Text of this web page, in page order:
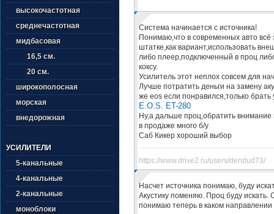
высокочастотная
среднечастотная
мидбасовая
16,5 см.
20 см.
широкополосная
морская
внедорожная
УСИЛИТЕЛИ
5-канальные
4-канальные
2-канальные
моноблоки
Система начинается с источника!
Понимаю,что в современных авто всё
штатке,как вариант,использовать
либо плеер,подключенный в проц
коксу.
Усилитель этот неплох совсем для
Лучше потратить деньги на замену
же eos если понравился,только брать
E.O.S. ET-280
Ну,а дальше проц,обратить внимание
в продаже много б/у
Саб Кикер хороший выбор
https://www.drive2.ru/users/dendud73/
Насчет источника понимаю, буду
Акустику поменяю. Проц буду искать.
понимаю теперь в каком направлении